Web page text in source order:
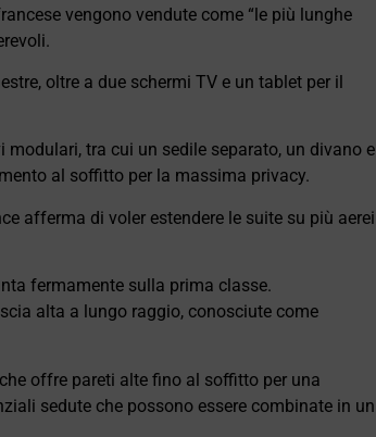
vengono vendute come “le più lunghe
oltre a due schermi TV e un tablet per il
modulari, tra cui un sedile separato, un divano e
al soffitto per la massima privacy.
afferma di voler estendere le suite su più aerei
fermamente sulla prima classe.
alta a lungo raggio, conosciute come
offre pareti alte fino al soffitto per una
sedute che possono essere combinate in un